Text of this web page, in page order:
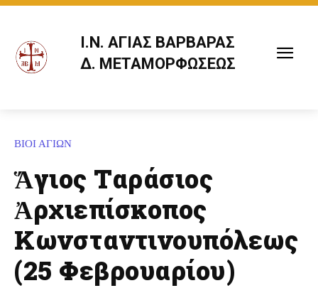
Ι.Ν. ΑΓΙΑΣ ΒΑΡΒΑΡΑΣ
Δ. ΜΕΤΑΜΟΡΦΩΣΕΩΣ
ΒΙΟΙ ΑΓΙΩΝ
Ἅγιος Ταράσιος
Ἀρχιεπίσκοπος
Κωνσταντινουπόλεως
(25 Φεβρουαρίου)